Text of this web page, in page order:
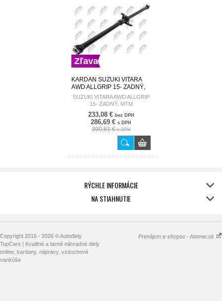
Zľava
KARDAN SUZUKI VITARA
AWD ALLGRIP 15- ZADNÝ,
MTM 27100-54P00 NWN-
SU-029
SUZUKI VITARA AWD ALLGRIP
15- ZADNÝ, MTM
233,08 € bez DPH
286,69 € s DPH
390,61 €s DPH
RÝCHLE INFORMÁCIE
NA STIAHNUTIE
Copyright 2016 - 2026 © Autodiely
TopCars | Kvalitné a lacné náhradné diely
online, kardany, nápravy, vzduchové
vankúše
Prenájom e-shopov - Atomer.sk